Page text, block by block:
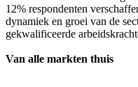
12% respondenten
dynamiek en groei van de
gekwalificeerde
Van alle markten thuis